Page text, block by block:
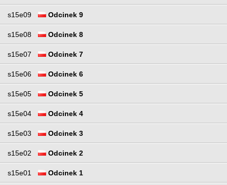
s15e09 Odcinek 9
s15e08 Odcinek 8
s15e07 Odcinek 7
s15e06 Odcinek 6
s15e05 Odcinek 5
s15e04 Odcinek 4
s15e03 Odcinek 3
s15e02 Odcinek 2
s15e01 Odcinek 1